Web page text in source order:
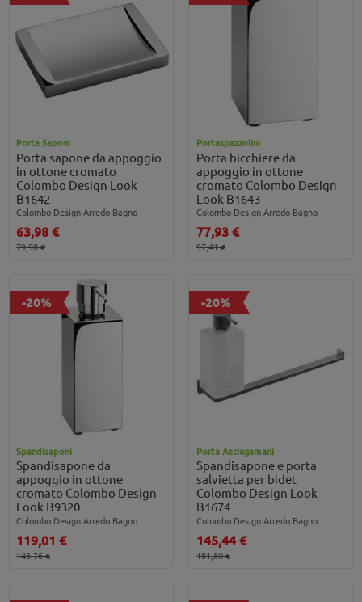
Porta Saponi
Porta sapone da appoggio
in ottone cromato
Colombo Design Look
B1642
Colombo Design Arredo Bagno
63,98 €
79,98 €
Portaspazzolini
Porta bicchiere da
appoggio in ottone
cromato Colombo Design
Look B1643
Colombo Design Arredo Bagno
77,93 €
97,41 €
-20%
Spandisaponi
Spandisapone da
appoggio in ottone
cromato Colombo Design
Look B9320
Colombo Design Arredo Bagno
119,01 €
148,76 €
-20%
Porta Asciugamani
Spandisapone e porta
salvietta per bidet
Colombo Design Look
B1674
Colombo Design Arredo Bagno
145,44 €
181,80 €